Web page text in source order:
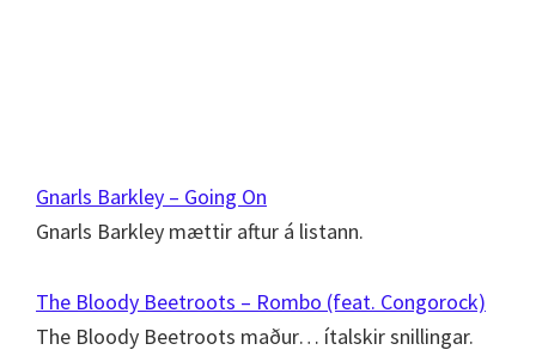
Gnarls Barkley – Going On
Gnarls Barkley mættir aftur á listann.
The Bloody Beetroots – Rombo (feat. Congorock)
The Bloody Beetroots maður… ítalskir snillingar.